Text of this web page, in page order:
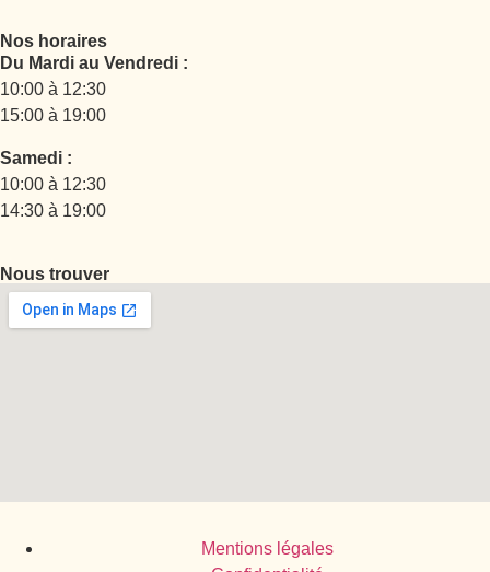
Nos horaires
Du Mardi au Vendredi :
10:00 à 12:30
15:00 à 19:00
Samedi :
10:00 à 12:30
14:30 à 19:00
Nous trouver
Mentions légales